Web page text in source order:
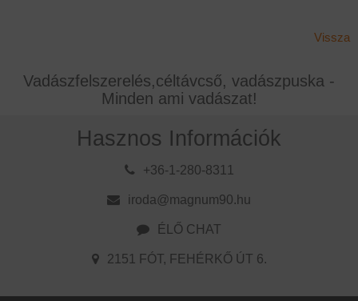
Vissza
Vadászfelszerelés,céltávcső, vadászpuska -
Minden ami vadászat!
Hasznos Információk
+36-1-280-8311
iroda@magnum90.hu
ÉLŐ CHAT
2151 FÓT, FEHÉRKŐ ÚT 6.